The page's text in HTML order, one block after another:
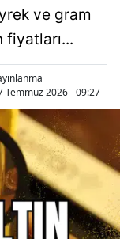
ve gram
fiyatları...
Temmuz 2026 - 09:27